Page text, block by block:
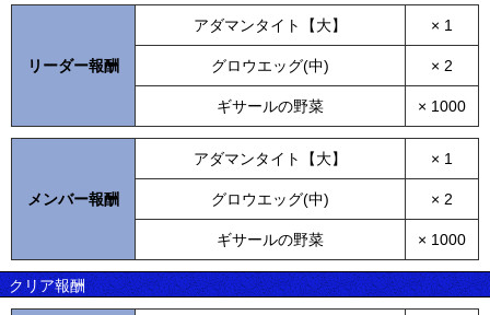
リーダー報酬
アダマンタイト【大】 × 1
グロウエッグ(中) × 2
ギサールの野菜 × 1000
メンバー報酬
アダマンタイト【大】 × 1
グロウエッグ(中) × 2
ギサールの野菜 × 1000
クリア報酬